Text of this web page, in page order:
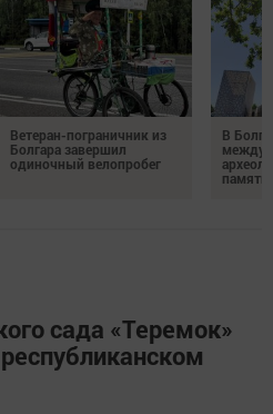
Ветеран-пограничник из
Болгара завершил
одиночный велопробег
В
памяти
сада «Теремок»